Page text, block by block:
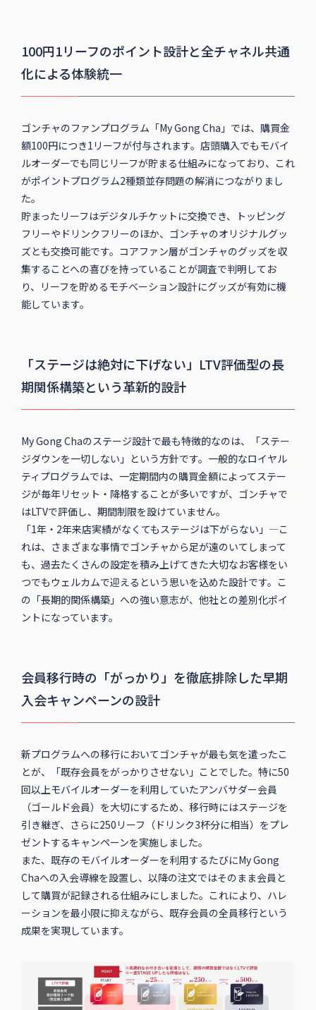
100円1リーフのポイント設計と全チャネル共通
化による体験統一
ゴンチャのファンプログラム「My Gong Cha」では、購買金
額100円につき1リーフが付与されます。店頭購入でもモバイ
ルオーダーでも同じリーフが貯まる仕組みになっており、これ
がポイントプログラム2種類並存問題の解消につながりまし
た。
貯まったリーフはデジタルチケットに交換でき、トッピング
フリーやドリンクフリーのほか、ゴンチャのオリジナルグッ
ズとも交換可能です。コアファン層がゴンチャのグッズを収
集することへの喜びを持っていることが調査で判明してお
り、リーフを貯めるモチベーション設計にグッズが有効に機
能しています。
「ステージは絶対に下げない」LTV評価型の長
期関係構築という革新的設計
My Gong Chaのステージ設計で最も特徴的なのは、「ステー
ジダウンを一切しない」という方針です。一般的なロイヤル
ティプログラムでは、一定期間内の購買金額によってステー
ジが毎年リセット・降格することが多いですが、ゴンチャで
はLTVで評価し、期間制限を設けていません。
「1年・2年来店実績がなくてもステージは下がらない」—こ
れは、さまざまな事情でゴンチャから足が遠のいてしまって
も、過去たくさんの設定を積み上げてきた大切なお客様をい
つでもウェルカムで迎えるという思いを込めた設計です。こ
の「長期的関係構築」への強い意志が、他社との差別化ポイ
ントになっています。
会員移行時の「がっかり」を徹底排除した早期
入会キャンペーンの設計
新プログラムへの移行においてゴンチャが最も気を遣ったこ
とが、「既存会員をがっかりさせない」ことでした。特に50
回以上モバイルオーダーを利用していたアンバサダー会員
（ゴールド会員）を大切にするため、移行時にはステージを
引き継ぎ、さらに250リーフ（ドリンク3杯分に相当）をプレ
ゼントするキャンペーンを実施しました。
また、既存のモバイルオーダーを利用するたびにMy Gong
Chaへの入会導線を設置し、以降の注文ではそのまま会員と
して購買が記録される仕組みにしました。これにより、ハレ
ーションを最小限に抑えながら、既存会員の全員移行という
成果を実現しています。